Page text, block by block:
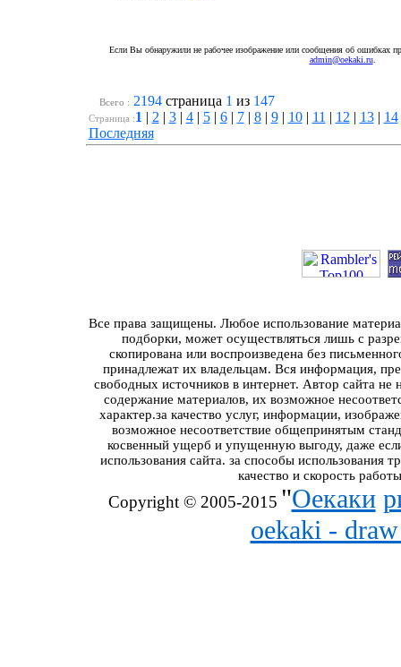
Если Вы обнаружили не рабочее изображение или сообщения об ошибках
admin@oekaki.ru.
Всего : 2194страница 1 из 147
Cтраница :1 | 2 | 3| 4| 5| 6| 7| 8| 9| 10| 11 | 12 | 13| 14
Последняя
Все права защищены. Любое использование
подборки, может осуществляться лишь с
скопирована или воспроизведена без
принадлежат их владельцам. Вся информация,
свободных источников в интернет. Автор сайта не
содержание материалов, их возможное
характер.за качество услуг, информации,
возможное несоответствие общепринятым
косвенный ущерб и упущенную выгоду, даже
использования сайта. за способы использования
качество и скорость
Copyright © 2005-2015 "Оекаки
oekaki -